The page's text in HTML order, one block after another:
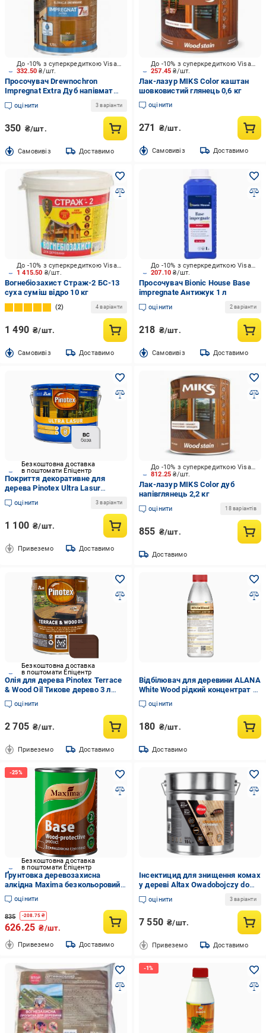
332.50₴/шт.
До -10% з суперкредиткою Visa Вигода
Просочувач Drewnochron
Impregnat Extra Дуб напівмат
0,75 л 0,81 кг
оцінити 3 варіанти
350 ₴/шт.
Cамовивіз Доставимо
257.45₴/шт.
До -10% з суперкредиткою Visa Вигода
Лак-лазур MIKS Color каштан
шовковистий глянець 0,6 кг
оцінити
271 ₴/шт.
Cамовивіз Доставимо
1 415.50 ₴/шт.
До -10% з суперкредиткою Visa Вигода
Вогнебіозахист Страж-2 БС-13
суха суміш відро 10 кг
2 4 варіанти
1 490 ₴/шт.
Cамовивіз Доставимо
207.10₴/шт.
До -10% з суперкредиткою Visa Вигода
Просочувач Bionic House Base
impregnate Антижук 1 л
оцінити 2 варіанти
218 ₴/шт.
Cамовивіз Доставимо
Безкоштовна доставка
в поштомати Епіцентр
Покриття декоративне для
дерева Pinotex Ultra Lasur
захист від УФ променів
водовідштовхувальний 1 л
оцінити 3 варіанти
1 100 ₴/шт.
Привеземо Доставимо
812.25₴/шт.
До -10% з суперкредиткою Visa Вигода
Лак-лазур MIKS Color дуб
напівглянець 2,2 кг
оцінити 18 варіантів
855 ₴/шт.
Доставимо
Безкоштовна доставка
в поштомати Епіцентр
Олія для дерева Pinotex Terrace
& Wood Oil Тикове дерево 3 л
(5354042)
оцінити
2 705 ₴/шт.
Привеземо Доставимо
Відбілювач для деревини ALANA
White Wood рідкий концентрат 1
кг
оцінити
180 ₴/шт.
Доставимо
Безкоштовна доставка
в поштомати Епіцентр
Ґрунтовка деревозахисна
алкідна Maxima безкольоровий
2,5 л (29901584)
оцінити
835 -208.75 ₴
626.25 ₴/шт.
Привеземо Доставимо
Інсектицид для знищення комах
у дереві Altax Owadobojczy do
Drewna 15 л
оцінити 3 варіанти
7 550 ₴/шт.
Привеземо Доставимо